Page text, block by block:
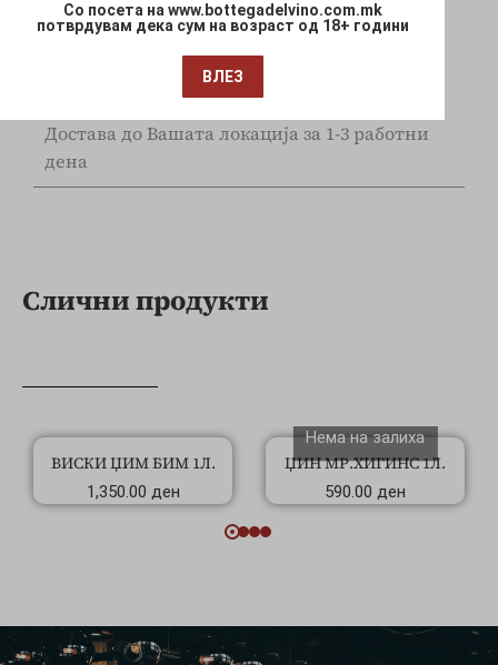
Брза испорака
Достава до Вашата локација за 1-3 работни
дена
Слични продукти
ВИСКИ ЏИМ БИМ 1Л.
1,350.00 ден
Нема на залиха
ЏИН МР.ХИГИНС 1Л.
590.00 ден
Со посета на www.bottegadelvino.com.mk
потврдувам дека сум на возраст од 18+ години
ВЛЕЗ